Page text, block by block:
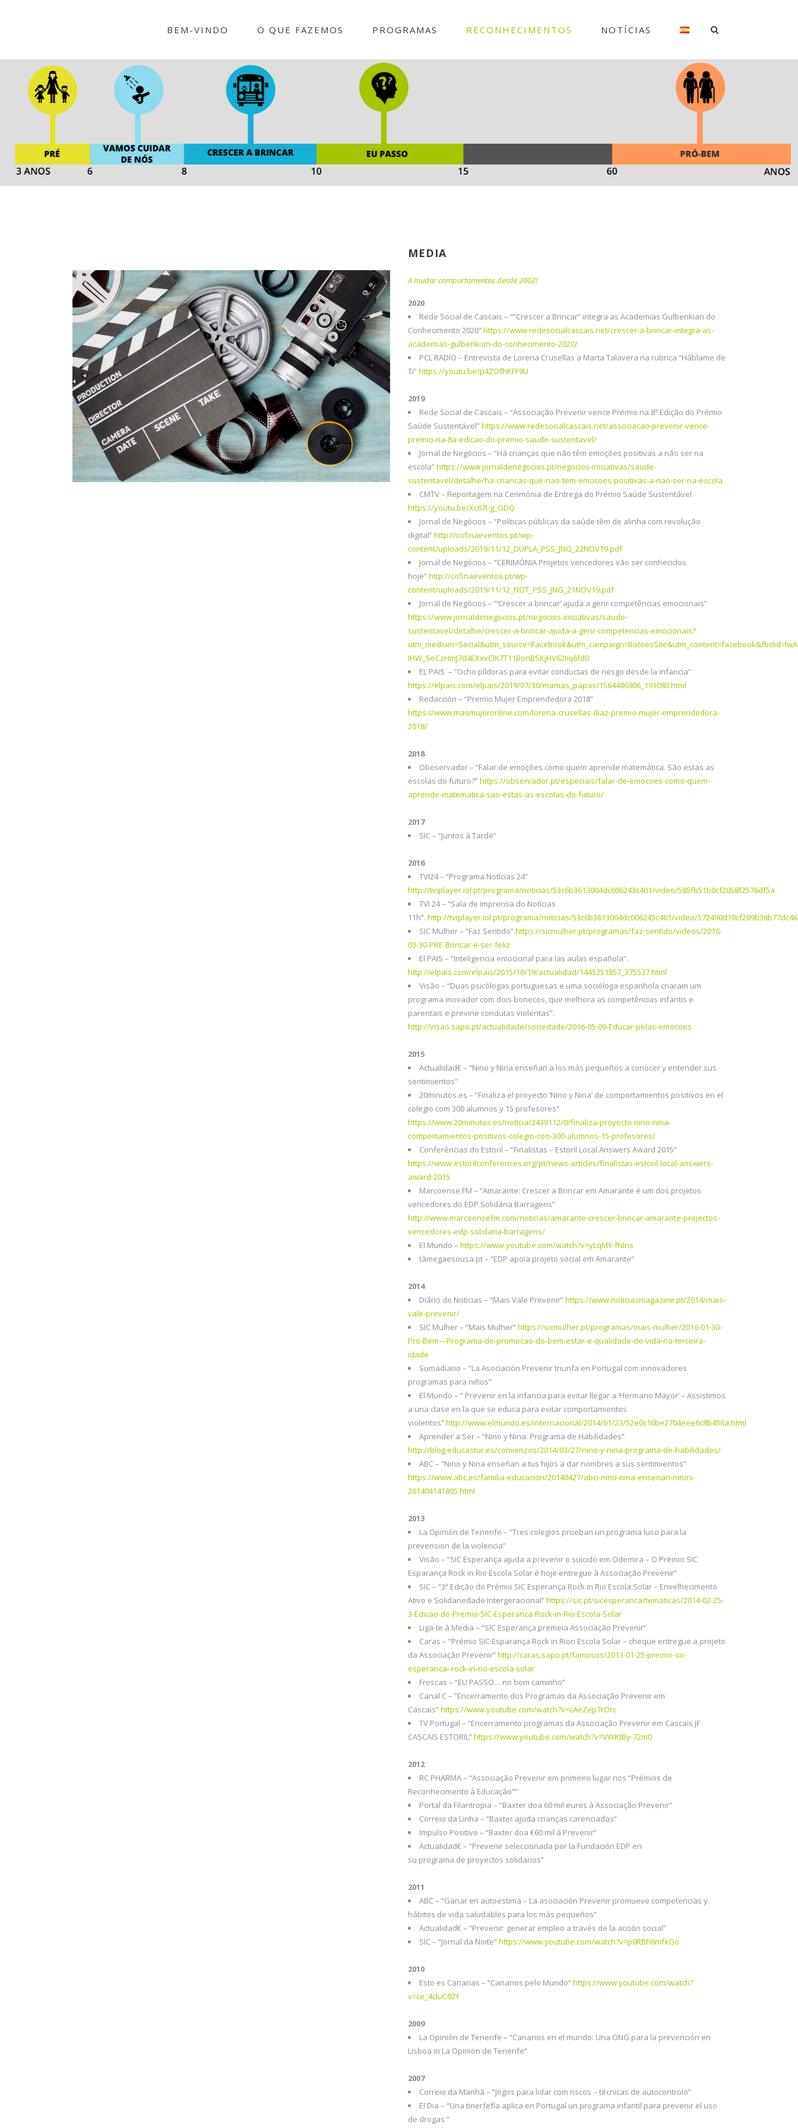
BEM-VINDO O QUE FAZEMOS PROGRAMAS RECONHECIMENTOS NOTÍCIAS
MEDIA
A mudar comportamentos desde 2002!
2020
Rede Social de Cascais – “”Crescer a Brincar” integra as Academias Gulbenkian do
Conhecimento 2020″https://www.redesocialcascais.net/crescer-a-brincar-integra-as-
academias-gulbenkian-do-conhecimento-2020/
PCL RADIO – Entrevista de Lorena Crusellas a Marta Talavera na rubrica “Háblame de
Ti”https://youtu.be/p4ZOfhKFF9U
2019
Rede Social de Cascais – “Associação Prevenir vence Prémio na 8ª Edição do Prémio
Saúde Sustentável”https://www.redesocialcascais.net/associacao-prevenir-vence-
premio-na-8a-edicao-do-premio-saude-sustentavel/
Jornal de Negócios – “Há crianças que não têm emoções positivas a não ser na
escola”https://www.jornaldenegocios.pt/negocios-iniciativas/saude-
sustentavel/detalhe/ha-criancas-que-nao-tem-emocoes-positivas-a-nao-ser-na-escola
CMTV – Reportagem na Cerimónia de Entrega do Prémio Saúde Sustentável
https://youtu.be/Xc67I-g_GDQ
Jornal de Negócios – “Políticas públicas da saúde têm de alinha com revolução
digital”http://cofinaeventos.pt/wp-
content/uploads/2019/11/12_DUPLA_PSS_JNG_22NOV19.pdf
Jornal de Negócios – “CERIMÓNIA Projetos vencedores vão ser conhecidos
hoje”http://cofinaeventos.pt/wp-
content/uploads/2019/11/12_NOT_PSS_JNG_21NOV19.pdf
Jornal de Negócios – “‘Crescer a brincar’ ajuda a gerir competências emocionais”
https://www.jornaldenegocios.pt/negocios-iniciativas/saude-
sustentavel/detalhe/crescer-a-brincar-ajuda-a-gerir-competencias-emocionais?
IHW_SeCzHmJ7d4EXxvClK7T11BonBSKjHV62Iiq6fd0
EL PAIS – “Ocho píldoras para evitar conductas de riesgo desde la infancia”
https://elpais.com/elpais/2019/07/30/mamas_papas/1564486906_191080.html
Redacción – “Premio Mujer Emprendedora 2018”
https://www.masmujeronline.com/lorena-crusellas-diaz-premio-mujer-emprendedora-
2018/
2018
Obeservador – “Falar de emoções como quem aprende matemática. São estas as
escolas do futuro?”https://observador.pt/especiais/falar-de-emocoes-como-quem-
aprende-matematica-sao-estas-as-escolas-do-futuro/
2017
SIC – “Juntos à Tarde”
2016
TVI24 – “Programa Notícias 24”
http://tviplayer.iol.pt/programa/noticias/53c6b3613004dc006243c401/video/585fb51b0cf2058f2576df5a
TVI 24 – “Sala de Imprensa do Notícias
11h”. http://tviplayer.iol.pt/programa/noticias/53c6b3613004dc006243c401/video/572490d10cf209b36b77dc46
SIC Mulher – “Faz Sentido”https://sicmulher.pt/programas/faz-sentido/videos/2016-
03-30-PRE-Brincar-e-ser-feliz
El PAIS – “Inteligencia emocional para las aulas española”.
http://elpais.com/elpais/2015/10/19/actualidad/1445251857_375537.html
Visão – “Duas psicólogas portuguesas e uma socióloga espanhola criaram um
programa inovador com dois bonecos, que melhora as competências infantis e
parentais e previne condutas violentas”.
http://visao.sapo.pt/actualidade/sociedade/2016-05-09-Educar-pelas-emocoes
2015
Actualidad€ – “Nino y Nina enseñan a los más pequeños a conocer y entender sus
sentimientos”
20minutos.es – “Finaliza el proyecto ‘Nino y Nina’ de comportamientos positivos en el
colegio com 300 alumnos y 15 profesores”
https://www.20minutos.es/noticia/2439112/0/finaliza-proyecto-nino-nina-
comportamientos-positivos-colegio-con-300-alumnos-15-profesores/
Conferências do Estoril – “Finalistas – Estoril Local Answers Award 2015”
https://www.estorilconferences.org/pt/news-articles/finalistas-estoril-local-answers-
award-2015
Marcoense FM – “Amarante: Crescer a Brincar em Amarante é um dos projetos
vencedores do EDP Solidária Barragens”
http://www.marcoensefm.com/noticias/amarante-crescer-brincar-amarante-projectos-
vencedores-edp-solidaria-barragens/
El Mundo – https://www.youtube.com/watch?v=yLqMY-fNIns
tâmegaesousa.pt – “EDP apoia projeto social em Amarante”
2014
Diário de Noticias – “Mais Vale Prevenir”https://www.noticiasmagazine.pt/2014/mais-
vale-prevenir/
SIC Mulher – “Mais Mulher”https://sicmulher.pt/programas/mais-mulher/2016-01-30-
Pro-Bem—Programa-de-promocao-do-bem-estar-e-qualidade-de-vida-na-terceira-
idade
Sumadiario – “La Asociación Prevenir triunfa en Portugal com innovadores
programas para niños”
El Mundo – ” Prevenir en la infancia para evitar llegar a ‘Hermano Mayor’ – Assistimos
a una clase en la que se educa para evitar comportamientos
violentos”http://www.elmundo.es/internacional/2014/01/23/52e0c16be2704eee6c8b456a.html
Aprender a Ser – “Nino y Nina: Programa de Habilidades”
http://blog.educastur.es/comienzos/2014/03/27/nino-y-nina-programa-de-habilidades/
ABC – “Nino y Nina enseñan a tus hijos a dar nombres a sus sentimientos”
https://www.abc.es/familia-educacion/20140427/abci-nino-nina-ensenan-ninos-
201404141805.html
2013
La Opinión de Tenerife – “Tres colegios prueban un programa luso para la
prevension de la violencia”
Visão – “SIC Esperança ajuda a prevenir o suicido em Odemira – O Prémio SIC
Esparança Rock in Rio Escola Solar é hoje entregue à Associação Prevenir”
SIC – “3ª Edição do Prémio SIC Esperança Rock in Rio Escola Solar – Envelhecimento
Ativo e Solidariedade Intergeracional”https://sic.pt/sicesperanca/tematicas/2014-02-25-
3-Edicao-do-Premio-SIC-Esperanca-Rock-in-Rio-Escola-Solar
Liga-te à Media – “SIC Esperança premeia Associação Prevenir”
Caras – “Prémio SIC Esparança Rock in Rion Escola Solar – cheque entregue a projeto
da Associação Prevenir”http://caras.sapo.pt/famosos/2013-01-25-premio-sic-
esperanca–rock-in-rio-escola-solar
Frescas – “EU PASSO… no bom caminho”
Canal C – “Encerramento dos Programas da Associação Prevenir em
Cascais”https://www.youtube.com/watch?v=cAeZep7rOrc
TV Portugal – “Encerramento programas da Associação Prevenir em Cascais JF
CASCAIS ESTORIL”https://www.youtube.com/watch?v=VWKtBy-72m0
2012
RC PHARMA – “Associação Prevenir em primeiro lugar nos “Prémios de
Reconhecimento à Educação””
Portal da Filantropia – “Baxter doa 60 mil euros à Associação Prevenir”
Correio da Linha – “Baxter ajuda crianças carenciadas”
Impulso Positivo – “Baxter doa €60 mil à Prevenir”
Actualidad€ – “Prevenir seleccionada por la Fundación EDP en
su programa de proyectos solidarios”
2011
ABC – “Ganar en autoestima – La asociación Prevenir promueve competencias y
hábitos de vida saludables para los más pequeños”
Actualidad€ – “Prevenir: generar empleo a través de la acción social”
SIC – “Jornal da Noite”https://www.youtube.com/watch?v=p0RBh6mfxGo
2010
Esto es Canarias – “Canarios pelo Mundo”https://www.youtube.com/watch?
v=ce_4cluC02Y
2009
La Opinión de Tenerife – “Canarios en el mundo: Una ONG para la prevención en
Lisboa in La Opinion de Tenerife”
2007
Correio da Manhã – “Jogos para lidar com riscos – técnicas de autocontrolo”
El Dia – “Una tinerfefía aplica en Portugal un programa infantil para prevenir el uso
de drogas “